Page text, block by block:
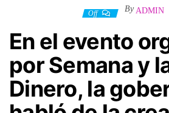
Off By ADMIN
En el evento
por Semana y
Dinero, la